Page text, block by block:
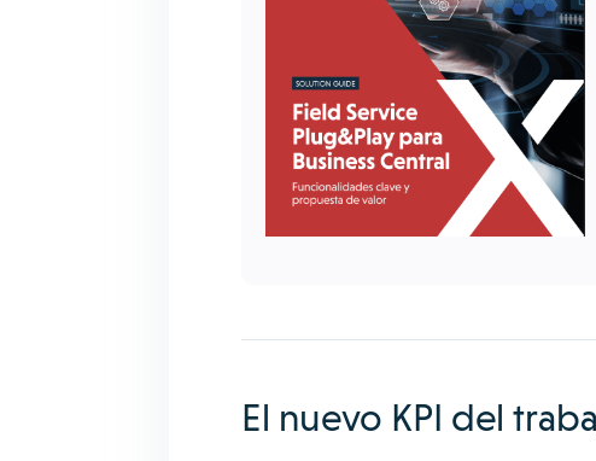
El nuevo KPI del